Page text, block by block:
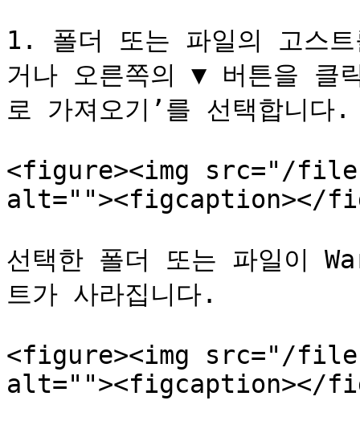
1. 폴더 또는 파일의 고스
거나 오른쪽의 ▼ 버튼을 클
로 가져오기’를 선택합니다.
<figure><img src="/
alt=""><figcaption></
선택한 폴더 또는 파일이
트가 사라집니다.
<figure><img src="/
alt=""><figcaption></